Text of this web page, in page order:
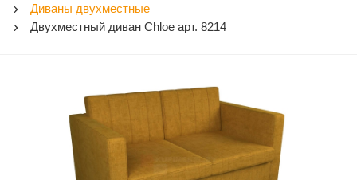
Диваны двухместные
Двухместный диван Chloe арт. 8214